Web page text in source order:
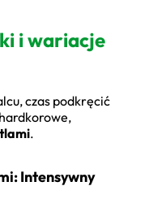
i wariacje
czas podkręcić
.
Intensywny